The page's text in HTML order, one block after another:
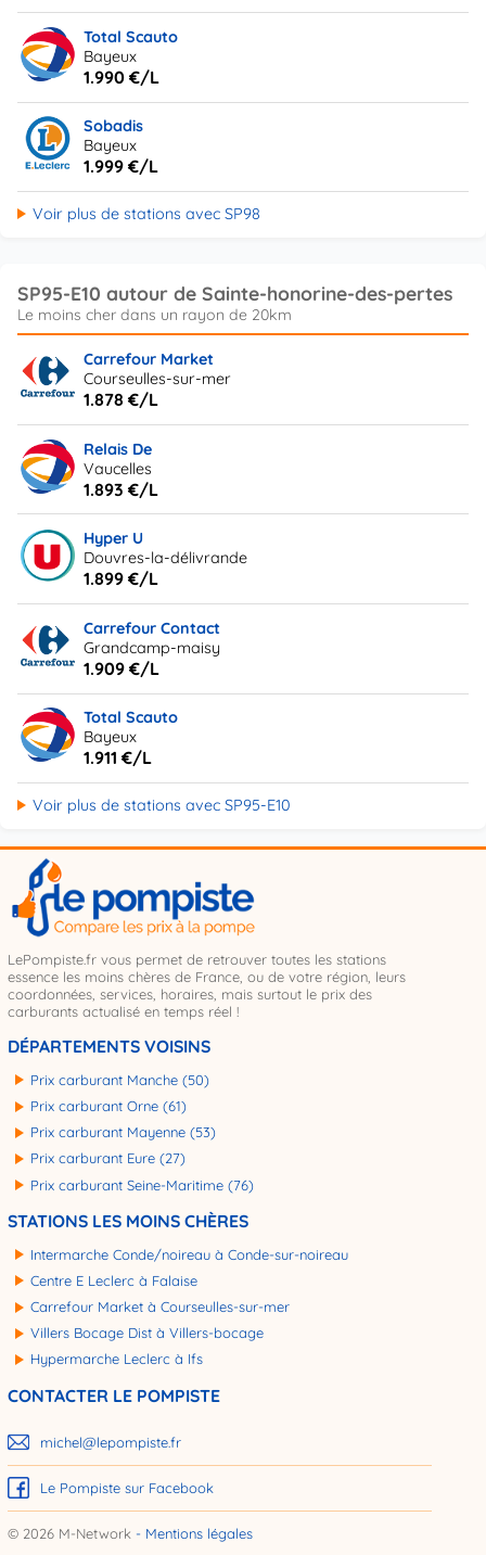
Total Scauto
Bayeux
1.990 €/L
Sobadis
Bayeux
1.999 €/L
Voir plus de stations avec SP98
SP95-E10 autour de Sainte-honorine-des-pertes
Carrefour Market
Courseulles-sur-mer
1.878 €/L
Relais De
Vaucelles
1.893 €/L
Hyper U
Douvres-la-délivrande
1.899 €/L
Carrefour Contact
Grandcamp-maisy
1.909 €/L
Total Scauto
Bayeux
1.911 €/L
Voir plus de stations avec SP95-E10
LePompiste.fr vous permet de retrouver toutes les stations
essence les moins chères de France, ou de votre région, leurs
coordonnées, services, horaires, mais surtout le prix des
carburants actualisé en temps réel !
DÉPARTEMENTS VOISINS
Prix carburant Manche (50)
Prix carburant Orne (61)
Prix carburant Mayenne (53)
Prix carburant Eure (27)
Prix carburant Seine-Maritime (76)
STATIONS LES MOINS CHÈRES
Intermarche Conde/noireau à Conde-sur-noireau
Centre E Leclerc à Falaise
Carrefour Market à Courseulles-sur-mer
Villers Bocage Dist à Villers-bocage
Hypermarche Leclerc à Ifs
CONTACTER LE POMPISTE
michel@lepompiste.fr
Le Pompiste sur Facebook
© 2026 M-Network Mentions légales